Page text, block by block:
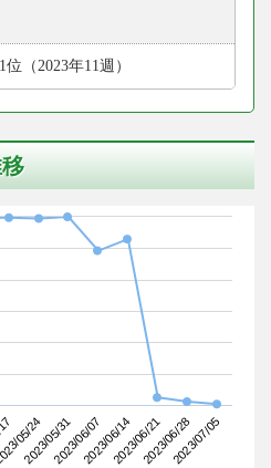
位（2023年11週）
05/24
2023/05/312023/06/072023/06/142023/06/212023/06/282023/07/05